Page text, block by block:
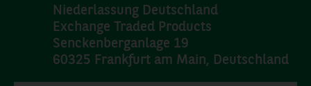
Niederlassung Deutschland
Exchange Traded Products
Senckenberganlage 19
60325 Frankfurt am Main, Deutschland